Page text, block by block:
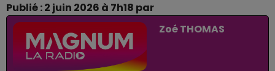
Publié : 2 juin 2026 à 7h18 par
Zoé THOMAS